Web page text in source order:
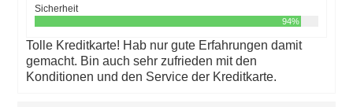
Sicherheit
94%
Tolle Kreditkarte! Hab nur gute Erfahrungen damit
gemacht. Bin auch sehr zufrieden mit den
Konditionen und den Service der Kreditkarte.